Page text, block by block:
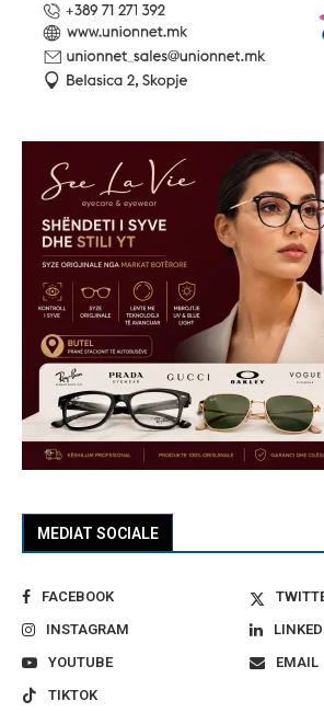
MEDIAT SOCIALE
FACEBOOK
INSTAGRAM
YOUTUBE
EMAIL
TIKTOK